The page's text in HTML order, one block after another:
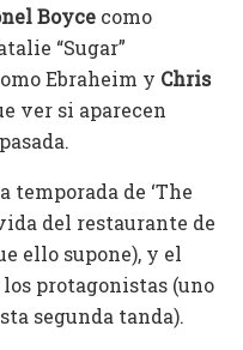
Boyce como
“Sugar”
Ebraheim y Chris
ver si aparecen
temporada de ‘The
del restaurante de
ello supone), y el
protagonistas (uno
segunda tanda).